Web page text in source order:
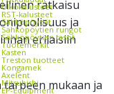
Ulkokalusteet
RST-kalusteet
Sähköpöydät
Sähköpöytien rungot
Sähköpöytien tasot
Tuotemerkit
Kasten
Treston tuotteet
Kongamek
Axelent
Mitsubishi
EP-Equipment
ratkaisu
ja
erilaisiin
mukaan ja